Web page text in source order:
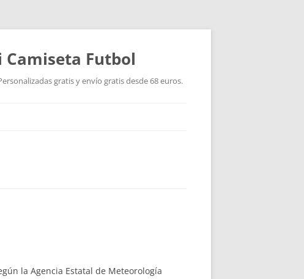
Camiseta Futbol
gratis y envío gratis desde 68 euros.
la Agencia Estatal de Meteorología